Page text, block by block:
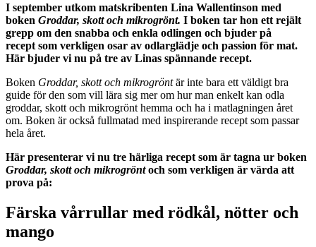
I september utkom matskribenten Lina Wallentinson med
boken Groddar, skott och mikrogrönt. I boken tar hon ett rejält
grepp om den snabba och enkla odlingen och bjuder på
recept som verkligen osar av odlarglädje och passion för mat.
Här bjuder vi nu på tre av Linas spännande recept.
Boken Groddar, skott och mikrogröntär inte bara ett väldigt bra
guide för den som vill lära sig mer om hur man enkelt kan odla
groddar, skott och mikrogrönt hemma och ha i matlagningen året
om. Boken är också fullmatad med inspirerande recept som passar
hela året.
Här presenterar vi nu tre härliga recept som är tagna ur boken
Groddar, skott och mikrogröntoch som verkligen är värda att
prova på:
Färska vårrullar med rödkål, nötter och
mango